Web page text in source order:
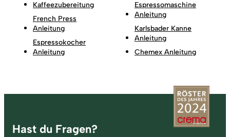
Kaffeezubereitung
French Press
Anleitung
Espressokocher
Anleitung
Espressomaschine
Anleitung
Karlsbader Kanne
Anleitung
Chemex Anleitung
Fußzeile
Hast du Fragen?